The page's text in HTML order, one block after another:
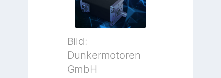
s
e
i
s
u
e
Bild:
Dunkermotoren
GmbH